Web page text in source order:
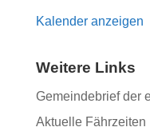
Kalender anzeigen
Weitere Links
Gemeindebrief der
Aktuelle Fährzeiten